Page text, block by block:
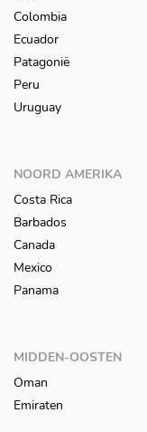
Colombia
Ecuador
Patagonië
Peru
Uruguay
NOORD AMERIKA
Costa Rica
Barbados
Canada
Mexico
Panama
MIDDEN-OOSTEN
Oman
Emiraten